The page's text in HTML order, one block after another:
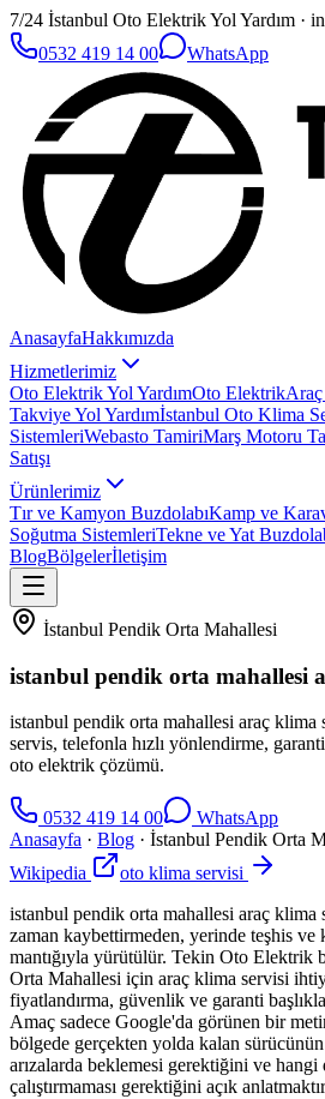
7/24 İstanbul Oto Elektrik Yol Yardım ·
0532 419 14 00
WhatsApp
AnasayfaHakkımızda
Hizmetlerimiz
Oto Elektrik Yol YardımOto Elektrik
Takviye Yol Yardımİstanbul Oto Klima
SistemleriWebasto TamiriMarş Motoru
Satışı
Ürünlerimiz
Tır ve Kamyon BuzdolabıKamp ve
Soğutma SistemleriTekne ve Yat
BlogBölgelerİletişim
İstanbul Pendik Orta Mahallesi
istanbul pendik orta mahallesi
istanbul pendik orta mahallesi araç
servis, telefonla hızlı yönlendirme,
oto elektrik çözümü.
0532 419 14 00
WhatsApp
Anasayfa · Blog · İstanbul Pendik Orta
Wikipedia
oto klima servisi
istanbul pendik orta mahallesi araç
zaman kaybettirmeden, yerinde teşhis ve
mantığıyla yürütülür. Tekin Oto Elektrik
Orta Mahallesi için araç klima servisi
fiyatlandırma, güvenlik ve garanti
Amaç sadece Google'da görünen bir
bölgede gerçekten yolda kalan sürücünün
arızalarda beklemesi gerektiğini ve hangi
çalıştırmaması gerektiğini açık